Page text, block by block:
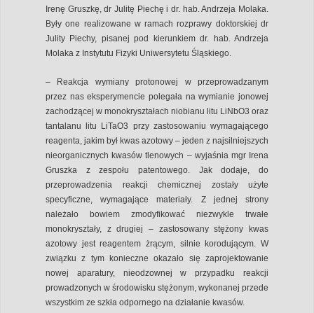
Irenę Gruszkę, dr Julitę Piechę i dr. hab. Andrzeja Molaka.
Były one realizowane w ramach rozprawy doktorskiej dr
Julity Piechy, pisanej pod kierunkiem dr. hab. Andrzeja
Molaka z Instytutu Fizyki Uniwersytetu Śląskiego.
– Reakcja wymiany protonowej w przeprowadzanym
przez nas eksperymencie polegała na wymianie jonowej
zachodzącej w monokryształach niobianu litu LiNbO3 oraz
tantalanu litu LiTaO3 przy zastosowaniu wymagającego
reagenta, jakim był kwas azotowy – jeden z najsilniejszych
nieorganicznych kwasów tlenowych – wyjaśnia mgr Irena
Gruszka z zespołu patentowego. Jak dodaje, do
przeprowadzenia reakcji chemicznej zostały użyte
specyficzne, wymagające materiały. Z jednej strony
należało bowiem zmodyfikować niezwykle trwałe
monokryształy, z drugiej – zastosowany stężony kwas
azotowy jest reagentem żrącym, silnie korodującym. W
związku z tym konieczne okazało się zaprojektowanie
nowej aparatury, nieodzownej w przypadku reakcji
prowadzonych w środowisku stężonym, wykonanej przede
wszystkim ze szkła odpornego na działanie kwasów.